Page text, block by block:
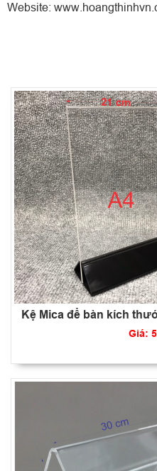
Website:
Kệ Mica để bàn kích
Giá: